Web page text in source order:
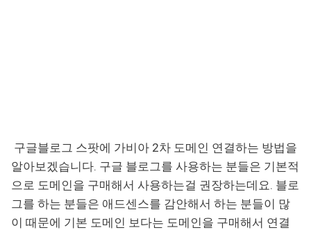
구글블로그 스팟에 가비아 2차 도메인 연결하는 방법을
알아보겠습니다. 구글 블로그를 사용하는 분들은 기본적
으로 도메인을 구매해서 사용하는걸 권장하는데요. 블로
그를 하는 분들은 애드센스를 감안해서 하는 분들이 많
이 때문에 기본 도메인 보다는 도메인을 구매해서 연결